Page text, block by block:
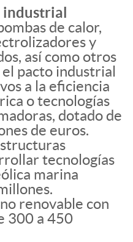
de calor,
y
así como otros
pacto industrial
a la eficiencia
o tecnologías
dotado de
de euros.
tecnologías
marina
renovable con
300 a 450